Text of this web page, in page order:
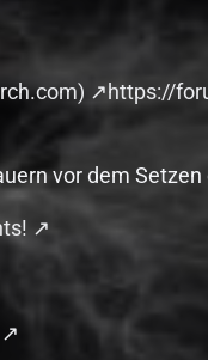
https://
vor dem